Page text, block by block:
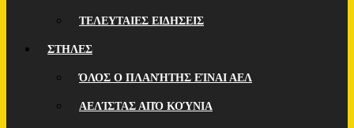
ΤΕΛΕΥΤΑΙΕΣ ΕΙΔΗΣΕΙΣ
ΣΤΗΛΕΣ
ΌΛΟΣ Ο ΠΛΑΝΉΤΗΣ ΕΊΝΑΙ ΑΕΛ
ΑΕΛΊΣΤΑΣ ΑΠΌ ΚΟΎΝΙΑ